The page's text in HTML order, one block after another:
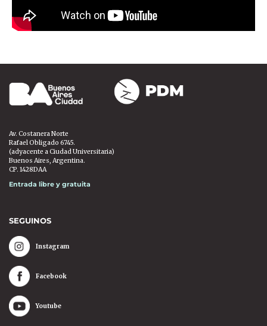
Av. Costanera Norte
Rafael Obligado 6745.
(adyacente a Ciudad Universitaria)
Buenos Aires, Argentina.
CP. 1428DAA
Entrada libre y gratuita
SEGUINOS
Instagram
Facebook
Youtube